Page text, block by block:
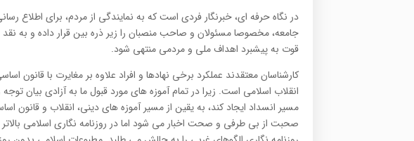
در نگاه حرفه ای، خبرنگار فردی است که به نمایندگی از مردم، برای اطلاع
جامعه، مخصوصا مسئولان و صاحب منصبان را زیر ذره بین قرار داده و به
قوت به پیشبرد اهداف ملی و مردمی منتهی شود.
کارشناسان معتقدند عملکرد برخی نهادها و افراد علاوه بر مغایرت با قانون
انقلاب اسلامی است. زیرا در تمام آموزه های مورد قبول ما به آزادی بیان
مسیر انسداد ایجاد کند، به یقین از مسیر آموزه های دینی، انقلاب و
صحبت از بی طرفی و صحت اخبار می شود اما در روزنامه نگاری اسلامی